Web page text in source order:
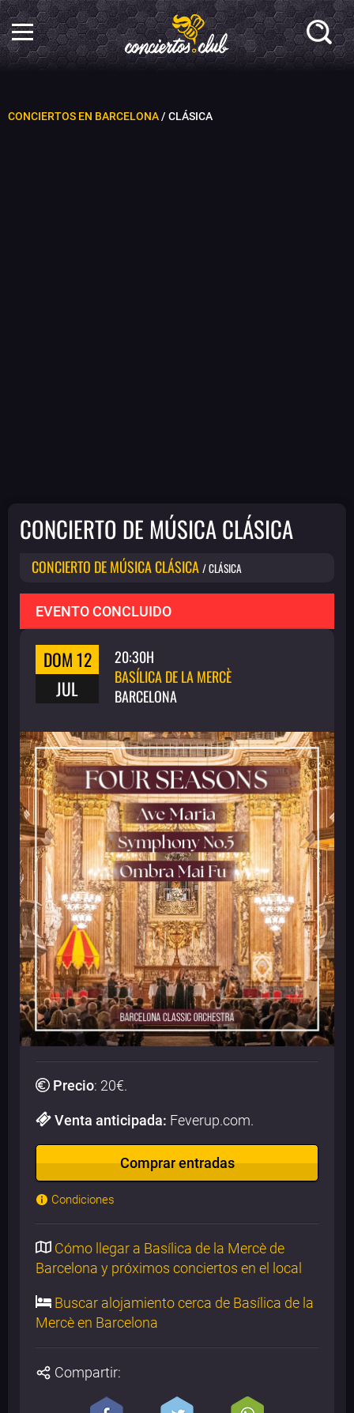
CONCIERTOS EN BARCELONA/ CLÁSICA
CONCIERTO DE MÚSICA CLÁSICA
CONCIERTO DE MÚSICA CLÁSICA / CLÁSICA
EVENTO CONCLUIDO
DOM 12
JUL
20:30H
BASÍLICA DE LA MERCÈ
BARCELONA
Precio: 20€.
Venta anticipada: Feverup.com.
Comprar entradas
Condiciones
Cómo llegar a Basílica de la Mercè de
Barcelona y próximos conciertos en el local
Buscar alojamiento cerca de Basílica de la
Mercè en Barcelona
Compartir: